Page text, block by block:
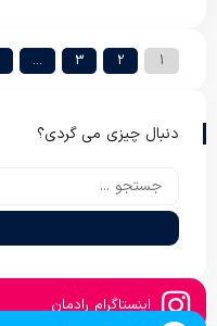
1
2
3
…
دنبال چیزی می گردی؟
اینستاگرام رادمان